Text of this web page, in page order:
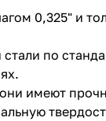
0,325" и
по
имеют